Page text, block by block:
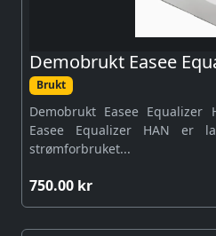
Demobrukt Easee
Brukt
Demobrukt Easee Equalizer
Easee Equalizer HAN er
strømforbruket...
750.00 kr